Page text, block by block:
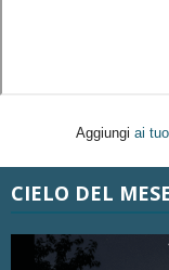
Aggiungi ai
CIELO DEL